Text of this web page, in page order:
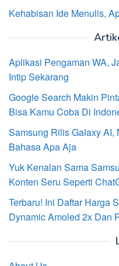
Kehabisan Ide Menulis,
Aplikasi Pengaman WA,
Intip Sekarang
Google Search Makin
Bisa Kamu Coba Di
Samsung Rilis Galaxy
Bahasa Apa Aja
Yuk Kenalan Sama
Konten Seru Seperti
Terbaru! Ini Daftar Harga
Dynamic Amoled 2x Dan